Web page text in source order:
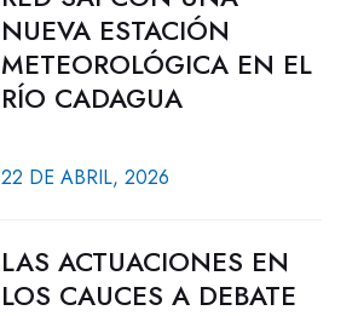
NUEVA ESTACIÓN
METEOROLÓGICA EN EL
RÍO CADAGUA
22 DE ABRIL, 2026
LAS ACTUACIONES EN
LOS CAUCES A DEBATE